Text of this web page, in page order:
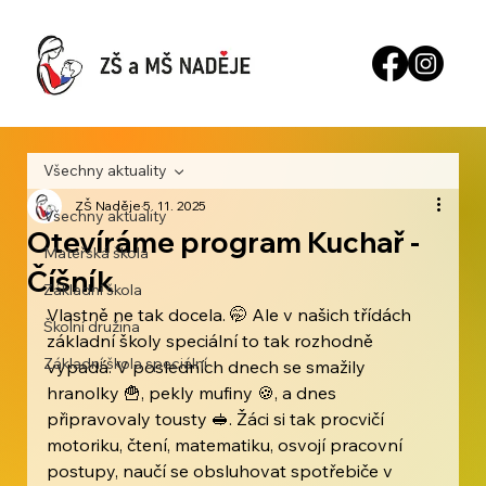
Všechny aktuality
Mateřská škola
Základní škola
Školní družina
Základní škola speciální
Všechny aktuality
Otevíráme program Kuchař -
Číšník
ZŠ Naděje5. 11. 2025
Vlastně ne tak docela. 🤭 Ale v našich třídách
základní školy speciální to tak rozhodně
vypadá. V posledních dnech se smažily
hranolky 🍟, pekly mufiny 🍪, a dnes
připravovaly tousty 🥪. Žáci si tak procvičí
motoriku, čtení, matematiku, osvojí pracovní
postupy, naučí se obsluhovat spotřebiče v